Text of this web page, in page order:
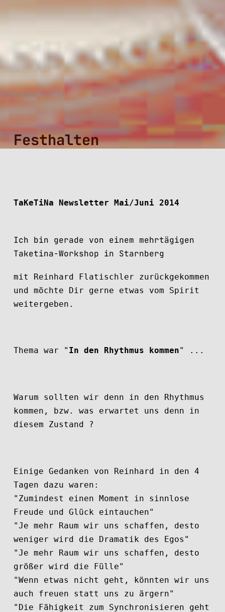
Festhalten
TaKeTiNa Newsletter Mai/Juni 2014
Ich bin gerade von einem mehrtägigen
Taketina-Workshop in Starnberg
mit Reinhard Flatischler zurückgekommen
und möchte Dir gerne etwas vom Spirit
weitergeben.
Thema war " In den Rhythmus kommen" ...
Warum sollten wir denn in den Rhythmus
kommen, bzw. was erwartet uns denn in
diesem Zustand ?
Einige Gedanken von Reinhard in den 4
Tagen dazu waren:
"Zumindest einen Moment in sinnlose
Freude und Glück eintauchen"
"Je mehr Raum wir uns schaffen, desto
weniger wird die Dramatik des Egos"
"Je mehr Raum wir uns schaffen, desto
größer wird die Fülle"
"Wenn etwas nicht geht, könnten wir uns
auch freuen statt uns zu ärgern"
"Die Fähigkeit zum Synchronisieren geht